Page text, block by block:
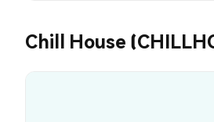
Chill House